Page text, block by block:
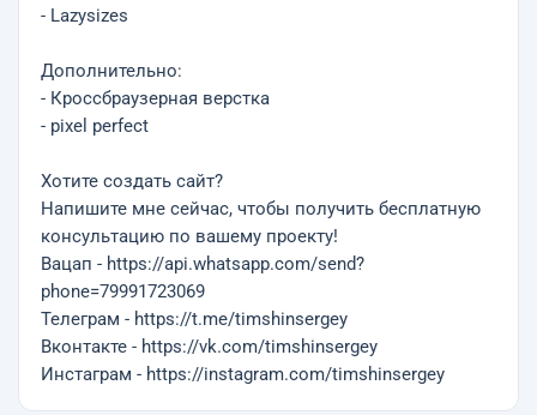
- Lazysizes
Дополнительно:
- Кроссбраузерная верстка
- pixel perfect
Хотите создать сайт?
Напишите мне сейчас, чтобы получить бесплатную
консультацию по вашему проекту!
Вацап - https://api.whatsapp.com/send?
phone=79991723069
Телеграм - https://t.me/timshinsergey
Вконтакте - https://vk.com/timshinsergey
Инстаграм - https://instagram.com/timshinsergey